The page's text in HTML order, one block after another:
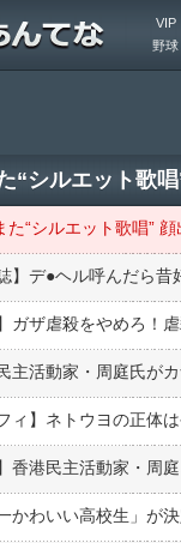
VIP
野球
“シルエット歌
た“シルエット歌唱”
】デ●︎ヘル呼んだら
ガザ虐殺をやめろ！
主活動家・周庭氏が
ィ】ネトウヨの正体
香港民主活動家・周
かわいい高校生」が